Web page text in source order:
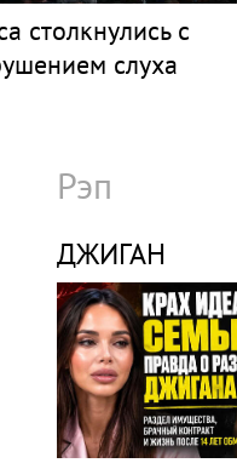
столкнулись с
слуха
Рэп
ДЖИГАН